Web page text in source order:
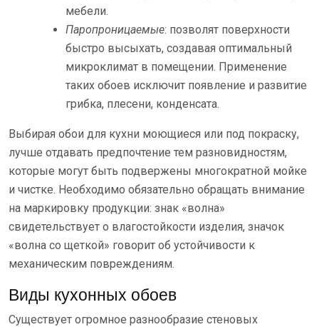
мебели.
Паропроницаемые: позволят поверхности
быстро высыхать, создавая оптимальный
микроклимат в помещении. Применение
таких обоев исключит появление и развитие
грибка, плесени, конденсата.
Выбирая обои для кухни моющиеся или под покраску,
лучше отдавать предпочтение тем разновидностям,
которые могут быть подвержены многократной мойке
и чистке. Необходимо обязательно обращать внимание
на маркировку продукции: знак «волна»
свидетельствует о влагостойкости изделия, значок
«волна со щеткой» говорит об устойчивости к
механическим повреждениям.
Виды кухонных обоев
Существует огромное разнообразие стеновых